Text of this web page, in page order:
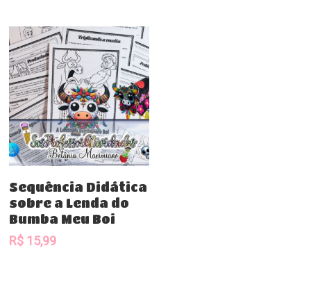
Comprar
Sequência Didática
sobre a Lenda do
Bumba Meu Boi
R$ 15,99